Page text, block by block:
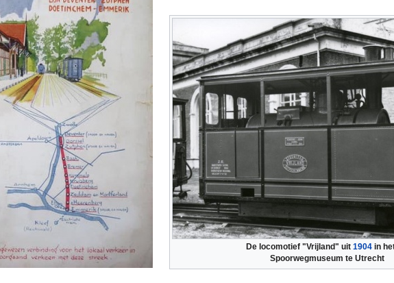
De locomotief "Vrijland" uit 1904 in
Spoorwegmuseum te Utrecht